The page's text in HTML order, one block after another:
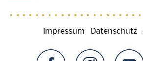
Fußzeilenmenü
Impressum Datenschutz